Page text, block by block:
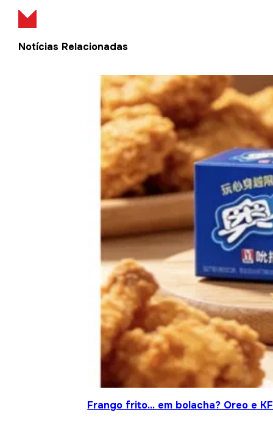
Notícias Relacionadas
Frango frito… em bolacha? Oreo e